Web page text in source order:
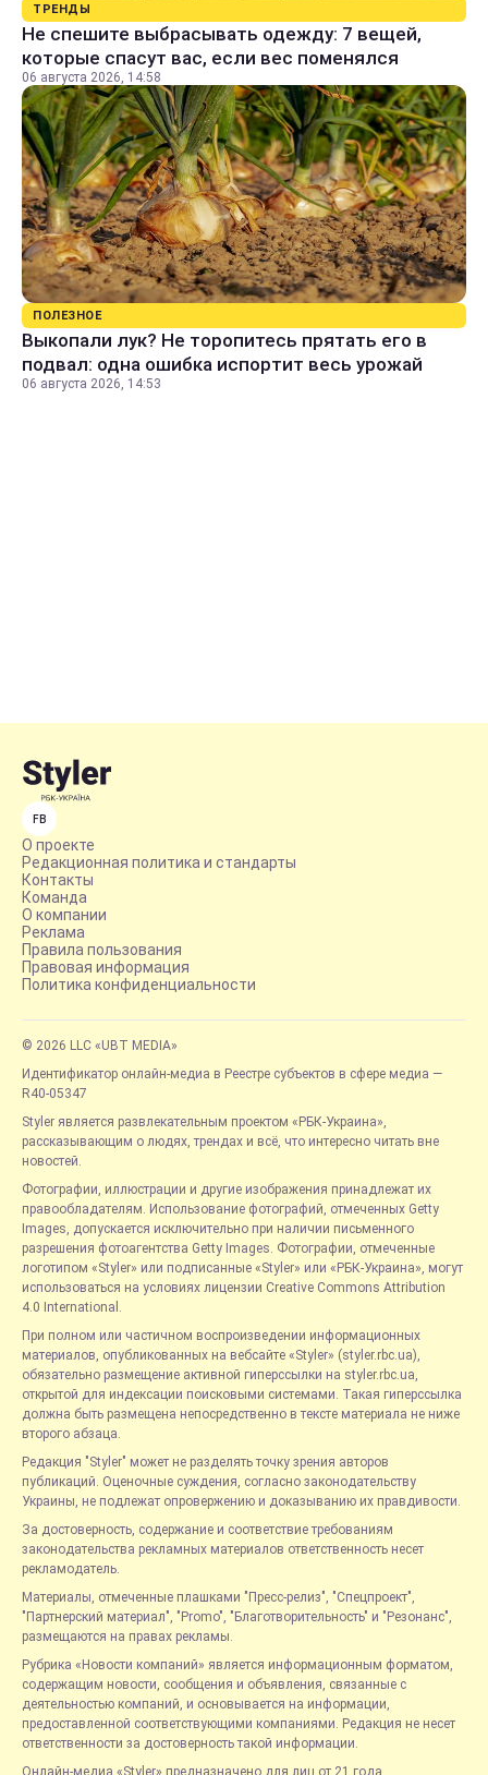
ТРЕНДЫ
Не спешите выбрасывать одежду: 7 вещей,
которые спасут вас, если вес поменялся
06 августа 2026, 14:58
ПОЛЕЗНОЕ
Выкопали лук? Не торопитесь прятать его в
подвал: одна ошибка испортит весь урожай
06 августа 2026, 14:53
FB
О проекте
Редакционная политика и стандарты
Контакты
Команда
О компании
Реклама
Правила пользования
Правовая информация
Политика конфиденциальности
© 2026 LLC «UBT MEDIA»
Идентификатор онлайн-медиа в Реестре субъектов в сфере медиа —
R40-05347
Styler является развлекательным проектом «РБК-Украина»,
рассказывающим о людях, трендах и всё, что интересно читать вне
новостей.
Фотографии, иллюстрации и другие изображения принадлежат их
правообладателям. Использование фотографий, отмеченных Getty
Images, допускается исключительно при наличии письменного
разрешения фотоагентства Getty Images. Фотографии, отмеченные
логотипом «Styler» или подписанные «Styler» или «РБК-Украина», могут
использоваться на условиях лицензии Creative Commons Attribution
4.0 International.
При полном или частичном воспроизведении информационных
материалов, опубликованных на вебсайте «Styler» (styler.rbc.ua),
обязательно размещение активной гиперссылки на styler.rbc.ua,
открытой для индексации поисковыми системами. Такая гиперссылка
должна быть размещена непосредственно в тексте материала не ниже
второго абзаца.
Редакция "Styler" может не разделять точку зрения авторов
публикаций. Оценочные суждения, согласно законодательству
Украины, не подлежат опровержению и доказыванию их правдивости.
За достоверность, содержание и соответствие требованиям
законодательства рекламных материалов ответственность несет
рекламодатель.
Материалы, отмеченные плашками "Пресс-релиз", "Спецпроект",
"Партнерский материал", "Promo", "Благотворительность" и "Резонанс",
размещаются на правах рекламы.
Рубрика «Новости компаний» является информационным форматом,
содержащим новости, сообщения и объявления, связанные с
деятельностью компаний, и основывается на информации,
предоставленной соответствующими компаниями. Редакция не несет
ответственности за достоверность такой информации.